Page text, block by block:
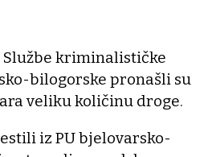
kriminalističke
bilogorske pronašli su
veliku količinu droge.
iz PU bjelovarsko-